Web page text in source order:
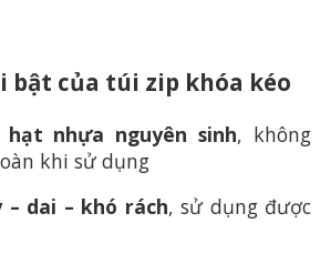
bật của túi zip khóa kéo
hạt nhựa nguyên sinh, không
khi sử dụng
dai – khó rách, sử dụng được